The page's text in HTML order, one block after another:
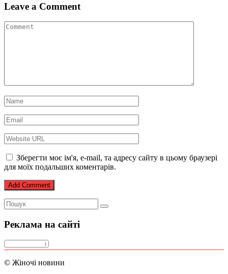
Leave a Comment
Зберегти моє ім'я, e-mail, та адресу сайту в цьому браузері
для моїх подальших коментарів.
Реклама на сайті
© Жіночі новини